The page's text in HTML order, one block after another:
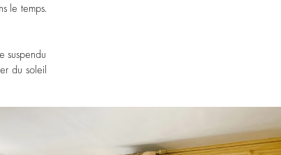
le temps.
suspendu
du soleil